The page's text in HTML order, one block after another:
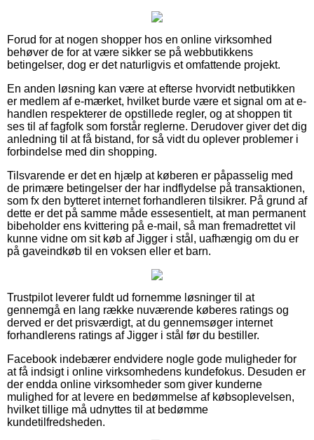
Forud for at nogen shopper hos en online virksomhed
behøver de for at være sikker se på webbutikkens
betingelser, dog er det naturligvis et omfattende projekt.
En anden løsning kan være at efterse hvorvidt netbutikken
er medlem af e-mærket, hvilket burde være et signal om at e-
handlen respekterer de opstillede regler, og at shoppen tit
ses til af fagfolk som forstår reglerne. Derudover giver det dig
anledning til at få bistand, for så vidt du oplever problemer i
forbindelse med din shopping.
Tilsvarende er det en hjælp at køberen er påpasselig med
de primære betingelser der har indflydelse på transaktionen,
som fx den bytteret internet forhandleren tilsikrer. På grund af
dette er det på samme måde essesentielt, at man permanent
bibeholder ens kvittering på e-mail, så man fremadrettet vil
kunne vidne om sit køb af Jigger i stål, uafhængig om du er
på gaveindkøb til en voksen eller et barn.
Trustpilot leverer fuldt ud fornemme løsninger til at
gennemgå en lang række nuværende køberes ratings og
derved er det prisværdigt, at du gennemsøger internet
forhandlerens ratings af Jigger i stål før du bestiller.
Facebook indebærer endvidere nogle gode muligheder for
at få indsigt i online virksomhedens kundefokus. Desuden er
der endda online virksomheder som giver kunderne
mulighed for at levere en bedømmelse af købsoplevelsen,
hvilket tillige må udnyttes til at bedømme
kundetilfredsheden.